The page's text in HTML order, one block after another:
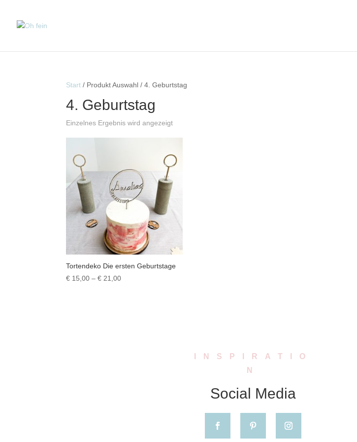
Start / Produkt Auswahl / 4. Geburtstag
4. Geburtstag
Einzelnes Ergebnis wird angezeigt
Tortendeko Die ersten Geburtstage
€ 15,00 –€ 21,00Preisspanne:
INSPIRATIO
N
Social Media